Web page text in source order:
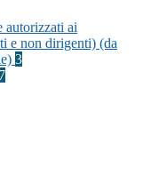
autorizzati ai
e non dirigenti) (da
3
7